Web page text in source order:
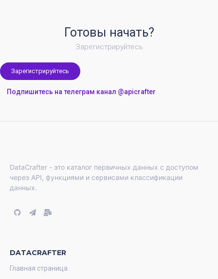
Готовы начать?
Зарегистрируйтесь
Зарегистрируйтесь
Подпишитесь на телеграм канал @apicrafter
DataCrafter - это каталог первичных данных с доступом
через API, функциями и сервисами классификации
данных.
DATACRAFTER
Главная страница